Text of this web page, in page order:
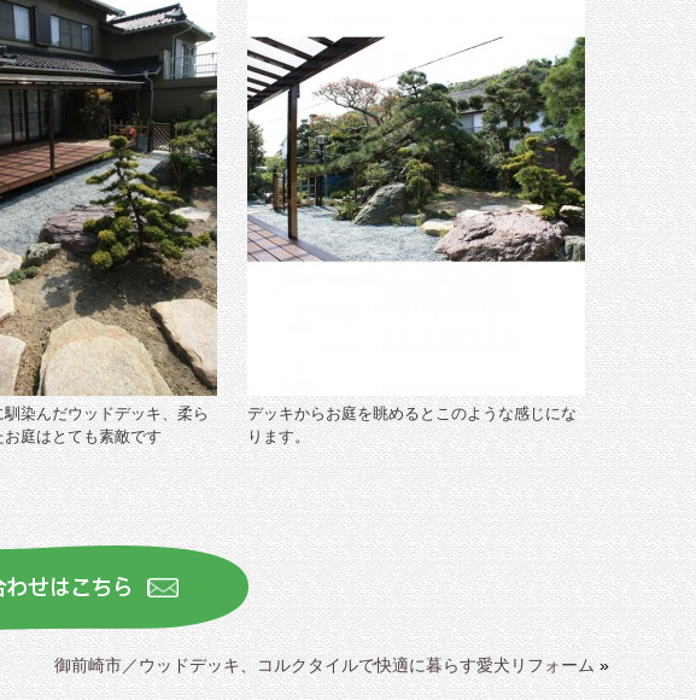
染んだウッドデッキ、柔ら
庭はとても素敵です
デッキからお庭を眺めるとこのような感じにな
ります。
御前崎市／ウッドデッキ、コルクタイルで快適に暮らす愛犬リフォーム»